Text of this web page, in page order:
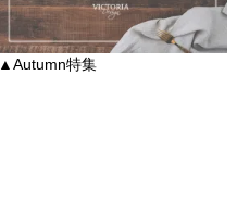
▲Autumn特集